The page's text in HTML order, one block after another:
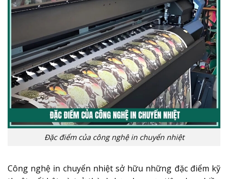
Đặc điểm của công nghệ in chuyển nhiệt
Công nghệ in chuyển nhiệt sở hữu những đặc điểm kỹ